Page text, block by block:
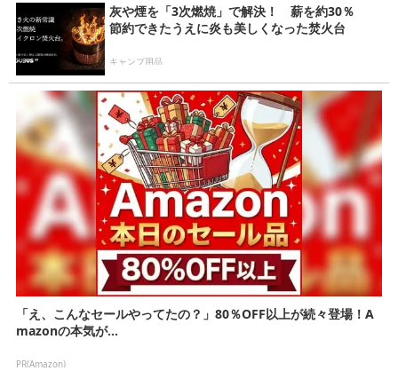
灰や煙を「3次燃焼」で解決！ 薪を約30％
節約できたうえに炎も美しくなった焚火台
キャンプ用品
「え、こんなセールやってたの？」80％OFF以上が続々登場！A
mazonの本気が...
PR(Amazon)